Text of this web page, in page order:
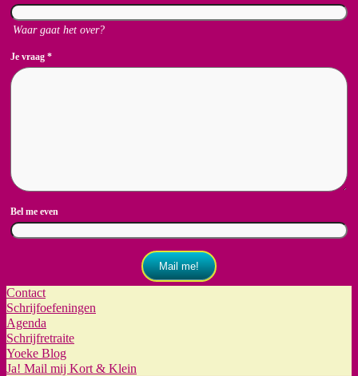
Waar gaat het over?
Je vraag *
Bel me even
Mail me!
Contact
Schrijfoefeningen
Agenda
Schrijfretraite
Yoeke Blog
Ja! Mail mij Kort & Klein